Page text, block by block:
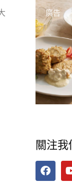
廣告
關注我